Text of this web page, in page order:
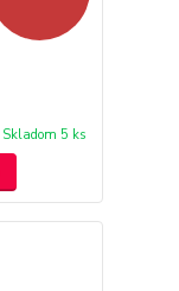
Skladom 5 ks